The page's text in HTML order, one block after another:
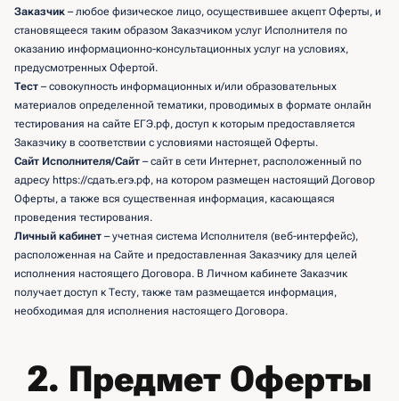
Заказчик – любое физическое лицо, осуществившее акцепт Оферты, и
становящееся таким образом Заказчиком услуг Исполнителя по
оказанию информационно-консультационных услуг на условиях,
предусмотренных Офертой.
Тест – совокупность информационных и/или образовательных
материалов определенной тематики, проводимых в формате онлайн
тестирования на сайте ЕГЭ.рф, доступ к которым предоставляется
Заказчику в соответствии с условиями настоящей Оферты.
Сайт Исполнителя/Сайт – сайт в сети Интернет, расположенный по
адресу https://сдать.егэ.рф, на котором размещен настоящий Договор
Оферты, а также вся существенная информация, касающаяся
проведения тестирования.
Личный кабинет – учетная система Исполнителя (веб-интерфейс),
расположенная на Сайте и предоставленная Заказчику для целей
исполнения настоящего Договора. В Личном кабинете Заказчик
получает доступ к Тесту, также там размещается информация,
необходимая для исполнения настоящего Договора.
2. Предмет Оферты